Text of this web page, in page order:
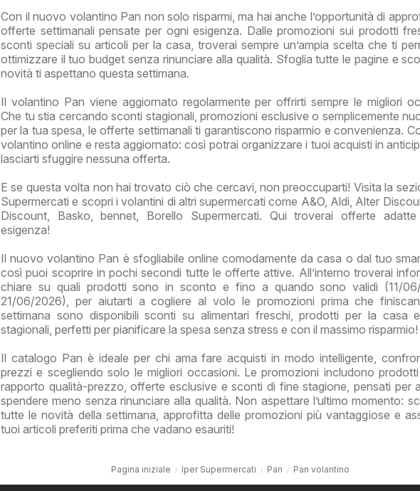
Con il nuovo volantino Pan non solo risparmi, ma hai anche l’opportunità di
offerte settimanali pensate per ogni esigenza. Dalle promozioni sui prodotti
sconti speciali su articoli per la casa, troverai sempre un’ampia scelta che ti
ottimizzare il tuo budget senza rinunciare alla qualità. Sfoglia tutte le pagine e
novità ti aspettano questa settimana.
Il volantino Pan viene aggiornato regolarmente per offrirti sempre le migliori
Che tu stia cercando sconti stagionali, promozioni esclusive o semplicemente
per la tua spesa, le offerte settimanali ti garantiscono risparmio e convenienza.
volantino online e resta aggiornato: così potrai organizzare i tuoi acquisti in
lasciarti sfuggire nessuna offerta.
E se questa volta non hai trovato ciò che cercavi, non preoccuparti! Visita la
Supermercati e scopri i volantini di altri supermercati come A&O, Aldi, Alter
Discount, Basko, bennet, Borello Supermercati. Qui troverai offerte
esigenza!
Il nuovo volantino Pan è sfogliabile online comodamente da casa o dal tuo
così puoi scoprire in pochi secondi tutte le offerte attive. All’interno troverai
chiare su quali prodotti sono in sconto e fino a quando sono validi (11/
21/06/2026), per aiutarti a cogliere al volo le promozioni prima che
settimana sono disponibili sconti su alimentari freschi, prodotti per la casa
stagionali, perfetti per pianificare la spesa senza stress e con il massimo risparmio!
Il catalogo Pan è ideale per chi ama fare acquisti in modo intelligente,
prezzi e scegliendo solo le migliori occasioni. Le promozioni includono
rapporto qualità-prezzo, offerte esclusive e sconti di fine stagione, pensati per
spendere meno senza rinunciare alla qualità. Non aspettare l’ultimo momento:
tutte le novità della settimana, approfitta delle promozioni più vantaggiose e
tuoi articoli preferiti prima che vadano esauriti!
Pagina iniziale Iper Supermercati Pan Pan volantino